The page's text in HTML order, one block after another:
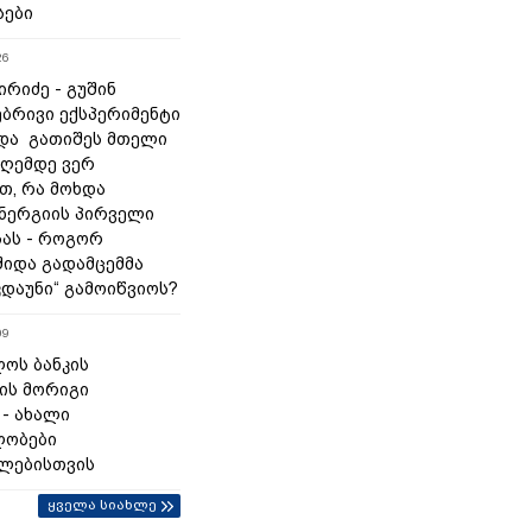
- გუშინ
ექსპერიმენტი
გათიშეს მთელი
ვერ
რა მოხდა
პირველი
- როგორ
გადამცემმა
გამოიწვიოს?
ბანკის
მორიგი
ახალი
ყველა სიახლე